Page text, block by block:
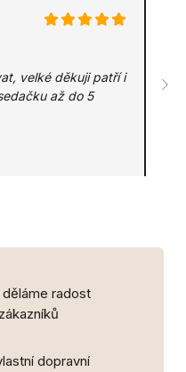
velké děkuji patří i
až do 5
radost
dopravní